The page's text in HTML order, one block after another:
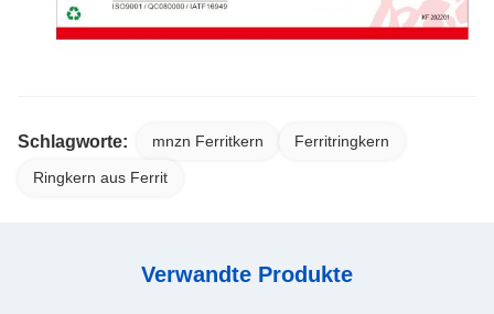
Schlagworte: mnzn Ferritkern Ferritringkern
Ringkern aus Ferrit
Verwandte Produkte